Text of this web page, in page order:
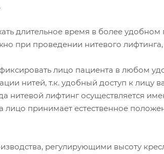
длительное время в более
при проведении нитевого
лицо пациента в любом
нитей, т.к. удобный доступ к лицу
нитевой лифтинг осуществляется
принимает естественное
регулирующими высоту